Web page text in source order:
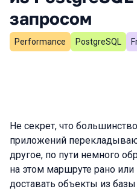
запросом
Performance PostgreSQL
Не секрет, что
приложений
другое, по пути немного
на этом маршруте рано или
доставать объекты из